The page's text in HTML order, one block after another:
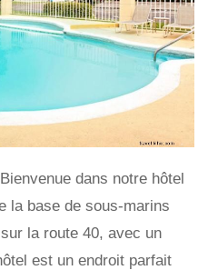
dans notre hôtel
la base de sous-marins
la route 40, avec un
est un endroit parfait